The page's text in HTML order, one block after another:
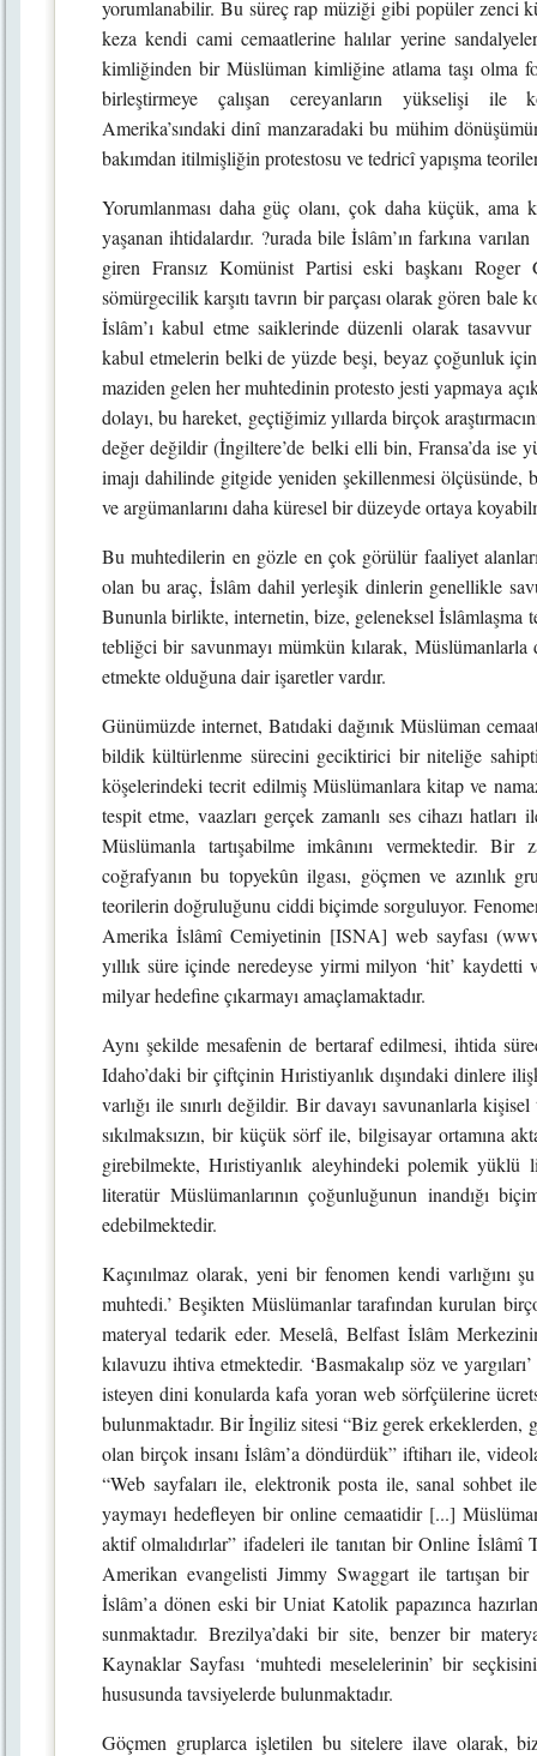
yorumlanabilir. Bu süreç rap müziği gibi popüler zenci
keza kendi cami cemaatlerine halılar yerine
kimliğinden bir Müslüman kimliğine atlama taşı olma
birleştirmeye çalışan cereyanların yükselişi ile
Amerika’sındaki dinî manzaradaki bu mühim
bakımdan itilmişliğin protestosu ve tedricî yapışma
Yorumlanması daha güç olanı, çok daha küçük, ama
yaşanan ihtidalardır. ?urada bile İslâm’ın farkına
giren Fransız Komünist Partisi eski başkanı Roger
sömürgecilik karşıtı tavrın bir parçası olarak gören bale
İslâm’ı kabul etme saiklerinde düzenli olarak
kabul etmelerin belki de yüzde beşi, beyaz çoğunluk
maziden gelen her muhtedinin protesto jesti yapmaya
dolayı, bu hareket, geçtiğimiz yıllarda birçok
değer değildir (İngiltere’de belki elli bin, Fransa’da ise
imajı dahilinde gitgide yeniden şekillenmesi
ve argümanlarını daha küresel bir düzeyde ortaya
Bu muhtedilerin en gözle en çok görülür faaliyet alanları
olan bu araç, İslâm dahil yerleşik dinlerin genellikle
Bununla birlikte, internetin, bize, geleneksel
tebliğci bir savunmayı mümkün kılarak,
etmekte olduğuna dair işaretler vardır.
Günümüzde internet, Batıdaki dağınık Müslüman
bildik kültürlenme sürecini geciktirici bir niteliğe
köşelerindeki tecrit edilmiş Müslümanlara kitap ve
tespit etme, vaazları gerçek zamanlı ses cihazı
Müslümanla tartışabilme imkânını vermektedir.
coğrafyanın bu topyekûn ilgası, göçmen ve azınlık
teorilerin doğruluğunu ciddi biçimde sorguluyor.
Amerika İslâmî Cemiyetinin [ISNA] web sayfası
yıllık süre içinde neredeyse yirmi milyon ‘hit’
milyar hedefine çıkarmayı amaçlamaktadır.
Aynı şekilde mesafenin de bertaraf edilmesi, ihtida
Idaho’daki bir çiftçinin Hıristiyanlık dışındaki dinlere
varlığı ile sınırlı değildir. Bir davayı savunanlarla
sıkılmaksızın, bir küçük sörf ile, bilgisayar ortamına
girebilmekte, Hıristiyanlık aleyhindeki polemik yüklü
literatür Müslümanlarının çoğunluğunun inandığı
edebilmektedir.
Kaçınılmaz olarak, yeni bir fenomen kendi varlığını
muhtedi.’ Beşikten Müslümanlar tarafından kurulan
materyal tedarik eder. Meselâ, Belfast İslâm
kılavuzu ihtiva etmektedir. ‘Basmakalıp söz ve
isteyen dini konularda kafa yoran web sörfçülerine
bulunmaktadır. Bir İngiliz sitesi “Biz gerek erkeklerden,
olan birçok insanı İslâm’a döndürdük” iftiharı ile,
“Web sayfaları ile, elektronik posta ile, sanal sohbet
yaymayı hedefleyen bir online cemaatidir [...]
aktif olmalıdırlar” ifadeleri ile tanıtan bir Online İslâmî
Amerikan evangelisti Jimmy Swaggart ile tartışan
İslâm’a dönen eski bir Uniat Katolik papazınca
sunmaktadır. Brezilya’daki bir site, benzer bir
Kaynaklar Sayfası ‘muhtedi meselelerinin’ bir
hususunda tavsiyelerde bulunmaktadır.
Göçmen gruplarca işletilen bu sitelere ilave olarak,